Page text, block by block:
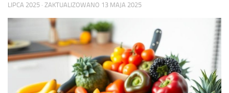
LIPCA 2025 · ZAKTUALIZOWANO 13 MAJA 2025